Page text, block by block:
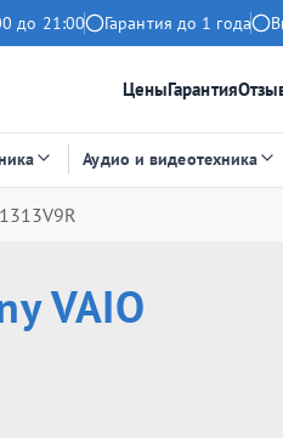
до 21:00 Гарантия до 1 года
ЦеныГарантия
Аудио и видеотехника
VAIO